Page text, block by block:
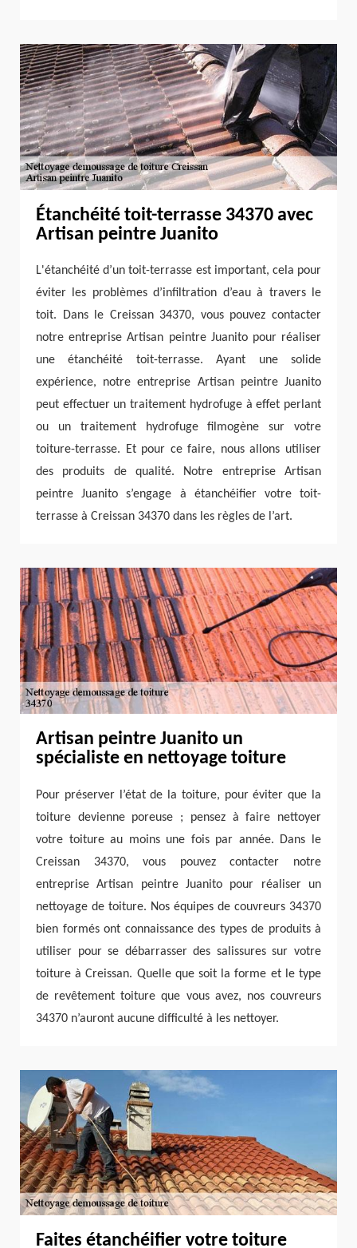
Étanchéité toit-terrasse 34370 avec
Artisan peintre Juanito
L'étanchéité d’un toit-terrasse est important, cela pour
éviter les problèmes d’infiltration d’eau à travers le
toit. Dans le Creissan 34370, vous pouvez contacter
notre entreprise Artisan peintre Juanito pour réaliser
une étanchéité toit-terrasse. Ayant une solide
expérience, notre entreprise Artisan peintre Juanito
peut effectuer un traitement hydrofuge à effet perlant
ou un traitement hydrofuge filmogène sur votre
toiture-terrasse. Et pour ce faire, nous allons utiliser
des produits de qualité. Notre entreprise Artisan
peintre Juanito s’engage à étanchéifier votre toit-
terrasse à Creissan 34370 dans les règles de l’art.
Artisan peintre Juanito un
spécialiste en nettoyage toiture
Pour préserver l’état de la toiture, pour éviter que la
toiture devienne poreuse ; pensez à faire nettoyer
votre toiture au moins une fois par année. Dans le
Creissan 34370, vous pouvez contacter notre
entreprise Artisan peintre Juanito pour réaliser un
nettoyage de toiture. Nos équipes de couvreurs 34370
bien formés ont connaissance des types de produits à
utiliser pour se débarrasser des salissures sur votre
toiture à Creissan. Quelle que soit la forme et le type
de revêtement toiture que vous avez, nos couvreurs
34370 n’auront aucune difficulté à les nettoyer.
Faites étanchéifier votre toiture